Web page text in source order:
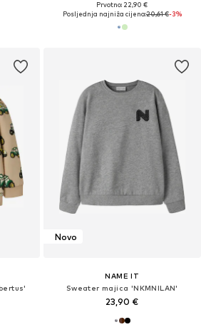
Prvotno: 22,90 €
Posljednja najniža cijena:20,61 €-3%
Novo
NAME IT
Sweater majica 'NKMNILAN'
23,90 €